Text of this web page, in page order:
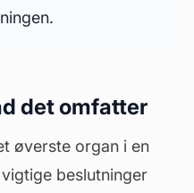
det omfatter
øverste organ i en
beslutninger